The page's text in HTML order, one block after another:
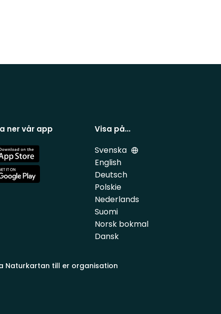
ner vår app Visa på…
Svenska
English
Deutsch
Polskie
Nederlands
Suomi
Norsk bokmal
Dansk
Naturkartan till er organisation